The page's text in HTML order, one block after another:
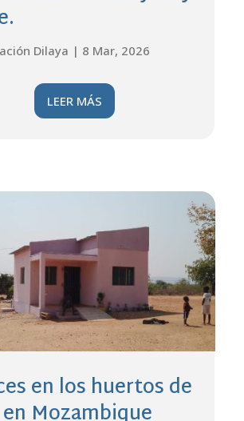
Dilaya | 8 Mar, 2026
LEER MÁS
en los huertos de